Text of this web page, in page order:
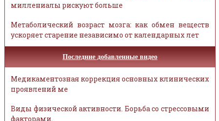
миллениалы рискуют больше
Метаболический возраст мозга: как обмен веществ
ускоряет старение независимо от календарных лет
Последние добавленные видео
Медикаментозная коррекция основных клинических
проявлений ме
Виды физической активности. Борьба со стрессовыми
факторами.